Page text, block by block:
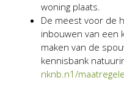
woning plaats.
De meest voor de
inbouwen van een
maken van de
kennisbank
nknb.n1/